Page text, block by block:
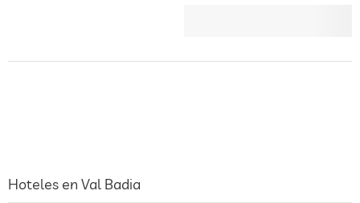
Hoteles en Val Badia